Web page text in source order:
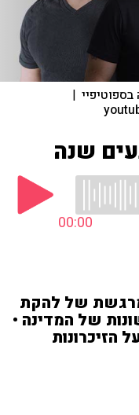
|
שנה
00:00
של להקת
של המדינה •
הזיכרונות